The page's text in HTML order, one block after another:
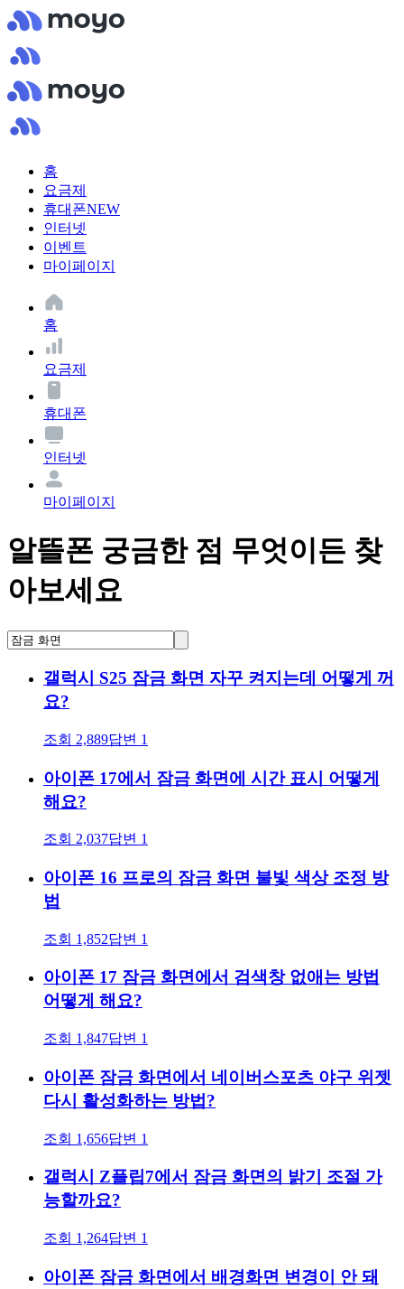
홈
요금제
휴대폰NEW
인터넷
이벤트
마이페이지
홈
요금제
휴대폰
인터넷
마이페이지
알뜰폰 궁금한 점 무엇이든 찾
아보세요
갤럭시 S25 잠금 화면 자꾸 켜지는데 어떻게 꺼
요?
조회 2,889답변 1
아이폰 17에서 잠금 화면에 시간 표시 어떻게
해요?
조회 2,037답변 1
아이폰 16 프로의 잠금 화면 불빛 색상 조정 방
법
조회 1,852답변 1
아이폰 17 잠금 화면에서 검색창 없애는 방법
어떻게 해요?
조회 1,847답변 1
아이폰 잠금 화면에서 네이버스포츠 야구 위젯
다시 활성화하는 방법?
조회 1,656답변 1
갤럭시 Z플립7에서 잠금 화면의 밝기 조절 가
능할까요?
조회 1,264답변 1
아이폰 잠금 화면에서 배경화면 변경이 안 돼